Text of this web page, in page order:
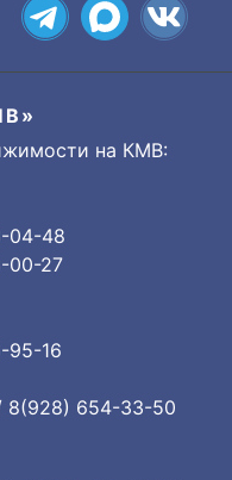
на КМВ:
04-48
00-27
95-16
8(928) 654-33-50